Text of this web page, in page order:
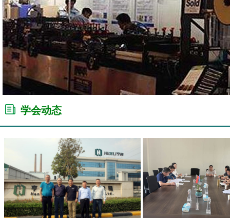
学会动态